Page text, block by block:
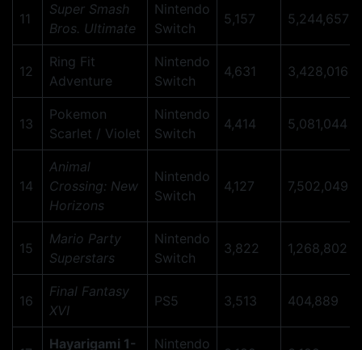
11
Super Smash
Bros. Ultimate
Nintendo
Switch
5,157 5,244,657
12
Ring Fit
Adventure
Nintendo
Switch
4,631 3,428,016
13
Pokemon
Scarlet / Violet
Nintendo
Switch
4,414 5,081,044
14
Animal
Crossing: New
Horizons
Nintendo
Switch
4,127 7,502,049
15
Mario Party
Superstars
Nintendo
Switch
3,822 1,268,802
16
Final Fantasy
XVI
PS5 3,513 404,889
Hayarigami 1- Nintendo